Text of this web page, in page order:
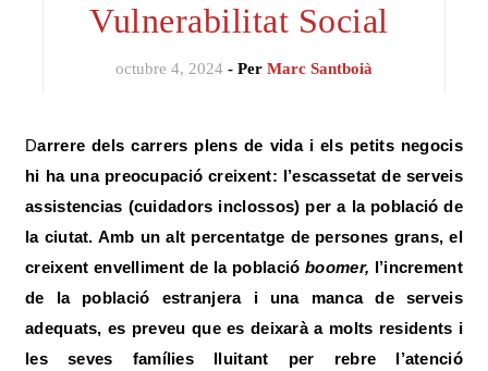
Vulnerabilitat Social
octubre 4, 2024 - Per Marc Santboià
Darrere dels carrers plens de vida i els petits negocis
hi ha una preocupació creixent: l’escassetat de serveis
assistencias (cuidadors inclossos) per a la població de
la ciutat. Amb un alt percentatge de persones grans, el
creixent envelliment de la poblacióboomer, l’increment
de la població estranjera i una manca de serveis
adequats, es preveu que es deixarà a molts residents i
les seves famílies lluitant per rebre l’atenció